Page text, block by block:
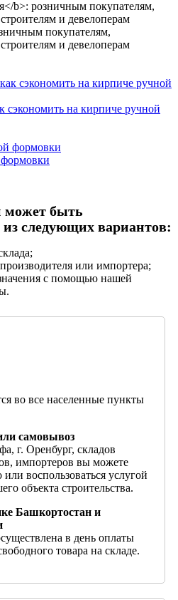
покупателям,
и девелоперам
сэкономить на кирпиче ручной
может быть
следующих вариантов:
или импортера;
с помощью нашей
во все населенные пункты
самовывоз
г. Оренбург, складов
импортеров вы можете
или воспользоваться услугой
объекта строительства.
Башкортостан и
в день оплаты
товара на складе.